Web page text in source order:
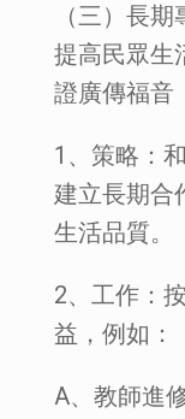
（三）長
提高民眾生
證廣傳福音
1、策略：
建立長期合
生活品質。
2、工作：
益，例如：
A、教師進